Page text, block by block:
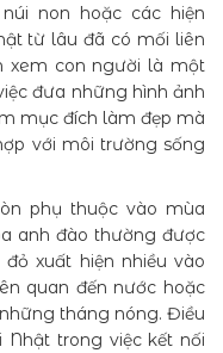
non hoặc các hiện
từ lâu đã có mối liên
xem con người là một
đưa những hình ảnh
mục đích làm đẹp mà
với môi trường sống
phụ thuộc vào mùa
anh đào thường được
xuất hiện nhiều vào
quan đến nước hoặc
tháng nóng. Điều
trong việc kết nối